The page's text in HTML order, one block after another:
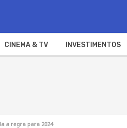
CINEMA & TV INVESTIMENTOS
a regra para 2024